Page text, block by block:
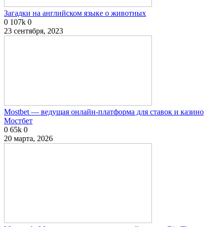
Загадки на английском языке о животных
0 107k 0
23 сентября, 2023
Mostbet — ведущая онлайн-платформа для ставок и казино
Мостбет
0 65k 0
20 марта, 2026